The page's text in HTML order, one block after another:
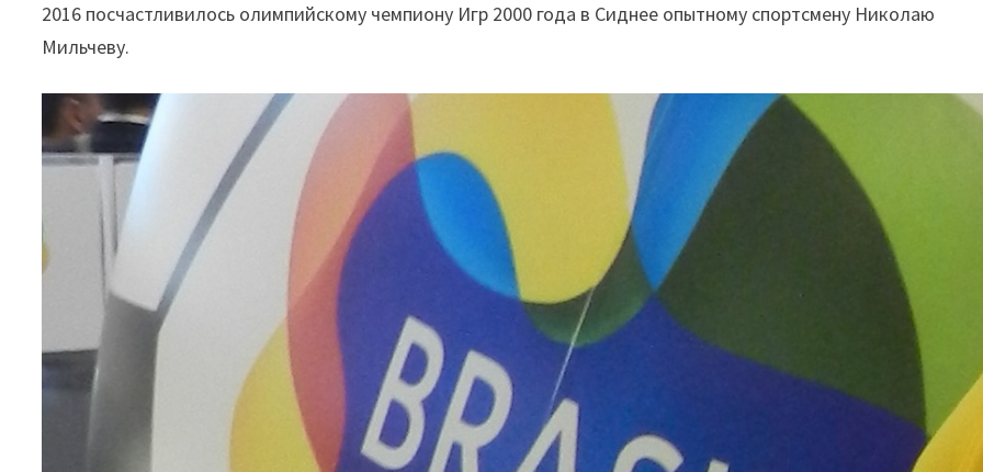
2016 посчастливилось олимпийскому чемпиону Игр 2000 года в Сиднее опытному спортсмену Николаю
Мильчеву.